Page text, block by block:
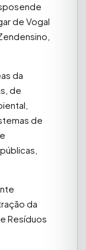
de Vogal
da
de
de
da
Resíduos